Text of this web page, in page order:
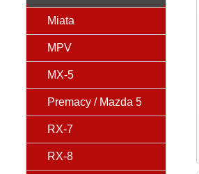
Miata
MPV
MX-5
Premacy / Mazda 5
RX-7
RX-8